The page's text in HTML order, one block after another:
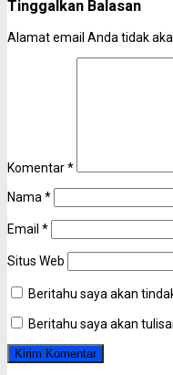
Tinggalkan Balasan
Alamat email Anda tidak
Komentar*
Nama *
Email *
Situs Web
Beritahu saya akan
Beritahu saya akan